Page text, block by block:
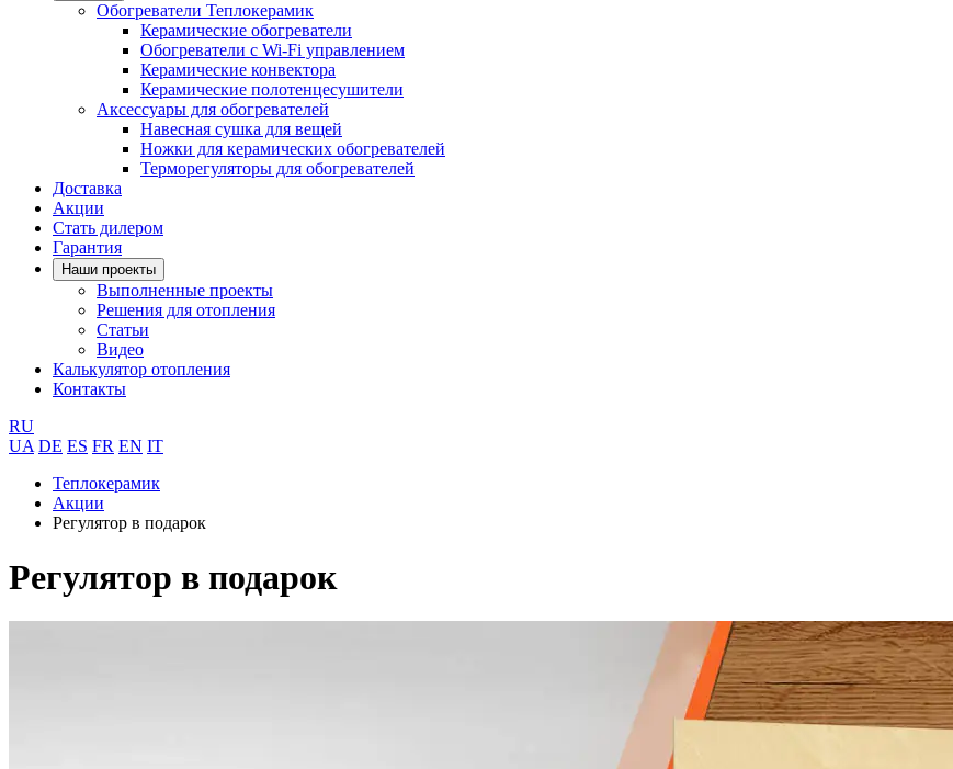
Обогреватели Теплокерамик
Керамические обогреватели
Обогреватели с Wi-Fi управлением
Керамические конвектора
Керамические полотенцесушители
Аксессуары для обогревателей
Навесная сушка для вещей
Ножки для керамических обогревателей
Терморегуляторы для обогревателей
Доставка
Акции
Стать дилером
Гарантия
Наши проекты
Выполненные проекты
Решения для отопления
Статьи
Видео
Калькулятор отопления
Контакты
RU
UA DE ES FR EN IT
Теплокерамик
Акции
Регулятор в подарок
Регулятор в подарок